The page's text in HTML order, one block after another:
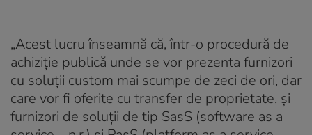
„Acest lucru înseamnă că, într-o procedură de
achiziție publică unde se vor prezenta furnizori
cu soluții custom mai scumpe de zeci de ori, dar
care vor fi oferite cu transfer de proprietate, și
furnizori de soluții de tip SasS (software as a